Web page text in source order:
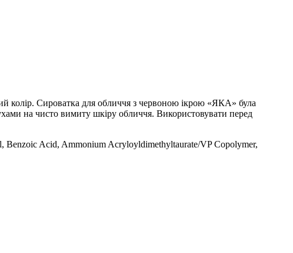
колір. Сироватка для обличчя з червоною ікрою «ЯКА» була
на чисто вимиту шкіру обличчя. Використовувати перед
Acid, Ammonium Acryloyldimethyltaurate/VP Copolymer,